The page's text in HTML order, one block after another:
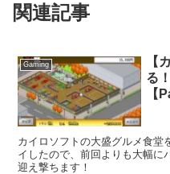
関連記事
Gaming
【
る
【
カイロソフトの大盛グルメ食堂
イしたので、前回よりも大幅に
迎え撃ちます！